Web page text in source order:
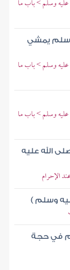
وسلم > باب ما
وسلم يمشي
وسلم > باب ما
وسلم > باب ما
الله عليه
الإحرام
وسلم )
في حجة